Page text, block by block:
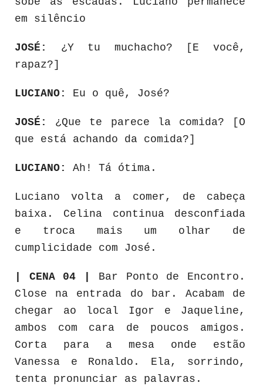
em silêncio
JOSÉ:
¿Y tu muchacho? [E você,
rapaz?]
LUCIANO: Eu o quê, José?
JOSÉ:
¿Que te parece la comida? [O
que está achando da comida?]
LUCIANO: Ah! Tá ótima.
Luciano volta a comer, de cabeça
baixa. Celina continua desconfiada
e troca mais um olhar de
cumplicidade com José.
| CENA 04 |
Bar Ponto de Encontro.
Close na entrada do bar. Acabam de
chegar ao local Igor e Jaqueline,
ambos com cara de poucos amigos.
Corta para a mesa onde estão
Vanessa e Ronaldo. Ela, sorrindo,
tenta pronunciar as palavras.